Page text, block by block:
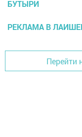
БУТЫРИ
РЕКЛАМА В
Перейти